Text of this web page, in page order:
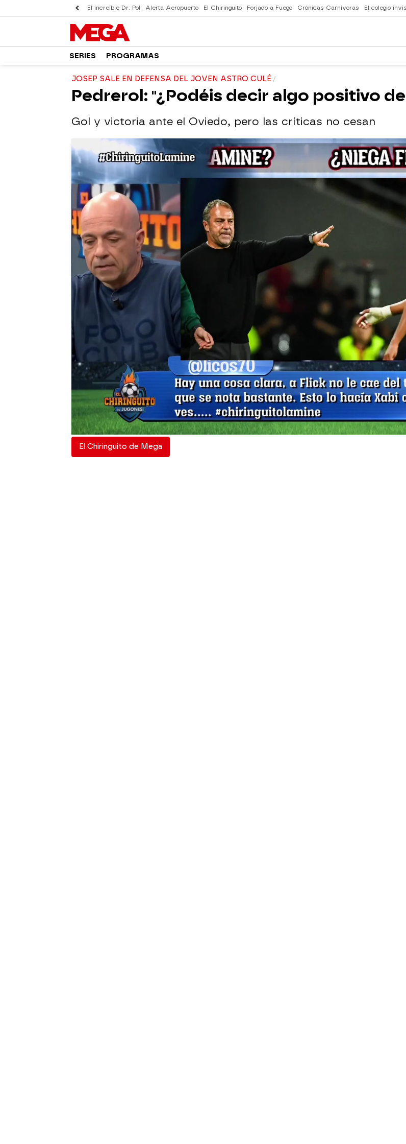
El increíble Dr. Pol Alerta Aeropuerto El Chiringuito Forjado a Fuego Crónicas Carnívoras El colegio
SERIES PROGRAMAS
JOSEP SALE EN DEFENSA DEL JOVEN ASTRO CULÉ
Pedrerol: "¿Podéis decir algo positivo
Gol y victoria ante el Oviedo, pero las críticas no cesan
El Chiringuito
Publicado: 27 de enero de 2026, 01:40
Whatsapp X
Lamine Yamal vuelve a estar en el ojo del huracán a pesar del
gran gol que hizo ante el Real Oviedo. Josep Pedrerol ha
'estallado' en el plató de El Chiringuito por las críticas de los
tertulianos al futbolista del Barça, saliendo en su defensa.
conclusión es que Lamine es un problema?", ha cuestionado
Josep.
El Chiringuito de Mega